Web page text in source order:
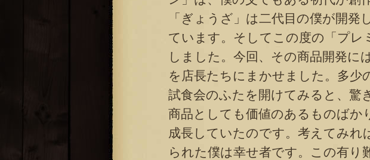
「ぎょうざ」は二代目の僕が開
ています。そしてこの度の「プレ
しました。今回、その商品開発に
を店長たちにまかせました。多少
試食会のふたを開けてみると、驚
商品としても価値のあるものばか
成長していたのです。考えてみれ
られた僕は幸せ者です。この有り